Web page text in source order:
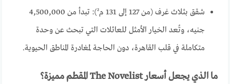
شقق بثلاث غرف (من 127 إلى 131 م²): تبدأ من 4,500,000
جنيه، وتُعد الخيار الأمثل للعائلات التي تبحث عن وحدة
متكاملة في قلب القاهرة، دون الحاجة لمغادرة المناطق الحيوية.
ما الذي يجعل أسعار The Novelist المقطم مميزة؟